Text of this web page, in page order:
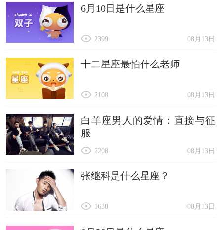
6月10日是什么星座
08月13日
2399
十二星座最怕什么老师
08月13日
2108
白羊座男人的爱情：直接与征
服
08月13日
2208
张继科是什么星座？
08月13日
1630